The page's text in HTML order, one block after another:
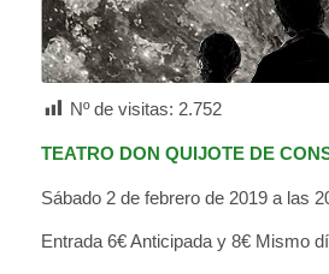
Nº de visitas: 2.752
TEATRO DON QUIJOTE DE
Sábado 2 de febrero de 2019 a las
Entrada 6€ Anticipada y 8€ Mismo